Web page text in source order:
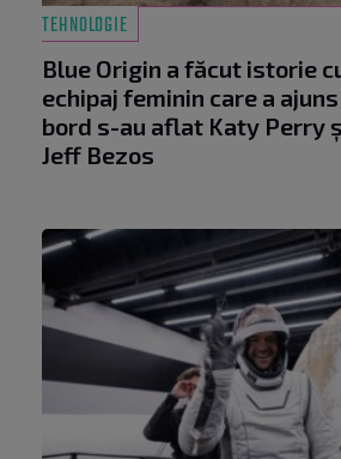
TEHNOLOGIE
Blue Origin a făcut istorie
echipaj feminin care a
bord s-au aflat Katy Perry
Jeff Bezos